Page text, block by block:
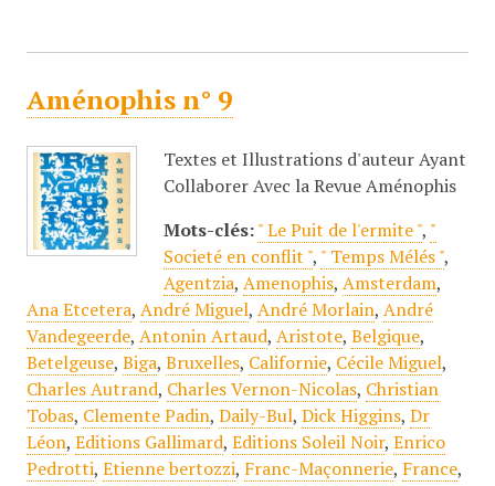
Aménophis n° 9
Textes et Illustrations d'auteur Ayant
Collaborer Avec la Revue Aménophis
Mots-clés: " Le Puit de l'ermite ", "
Societé en conflit ", " Temps Mélés ",
Agentzia, Amenophis, Amsterdam,
Ana Etcetera, André Miguel, André Morlain, André
Vandegeerde, Antonin Artaud, Aristote, Belgique,
Betelgeuse, Biga, Bruxelles, Californie, Cécile Miguel,
Charles Autrand, Charles Vernon-Nicolas, Christian
Tobas, Clemente Padin, Daily-Bul, Dick Higgins, Dr
Léon, Editions Gallimard, Editions Soleil Noir, Enrico
Pedrotti, Etienne bertozzi, Franc-Maçonnerie, France,